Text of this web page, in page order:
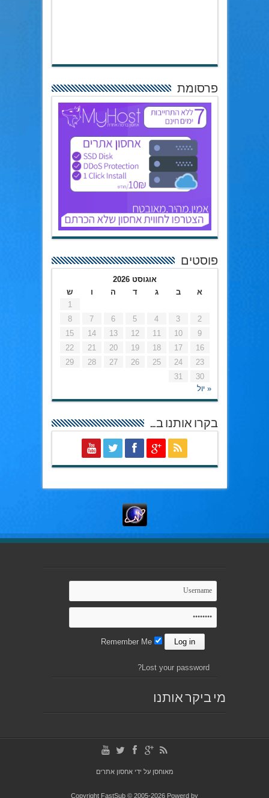
פרסומת
פוסטים
אוגוסט 2026
א
ב ג ד ה ו
ש
1
2
3
4
5
6
7
8
9
10
11
12
13
14
15
16
17
18
19
20
21
22
23
24
25
26
27
28
29
30
31
« יול
בקרו אותנו ב…
Lost your password?
מי ביקר אותנו
מאוחסן על ידיאחסון אתרים
Copyright FastSub © 2005-2026 Powerd by